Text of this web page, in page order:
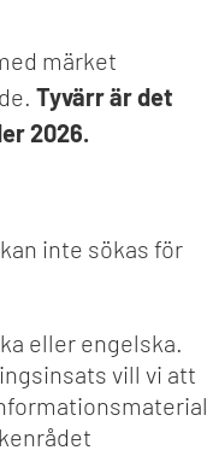
märket
Tyvärr är det
2026.
inte sökas för
eller engelska.
vill vi att